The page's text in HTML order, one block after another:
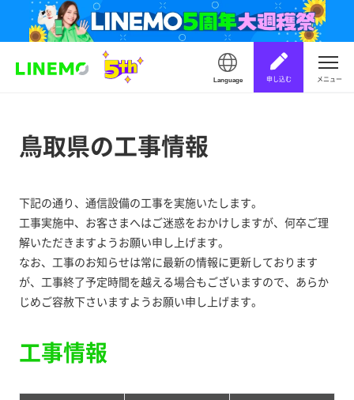
Language 申し込む メニュー
鳥取県の工事情報
下記の通り、通信設備の工事を実施いたします。
工事実施中、お客さまへはご迷惑をおかけしますが、何卒ご理
解いただきますようお願い申し上げます。
なお、工事のお知らせは常に最新の情報に更新しております
が、工事終了予定時間を越える場合もございますので、あらか
じめご容赦下さいますようお願い申し上げます。
工事情報